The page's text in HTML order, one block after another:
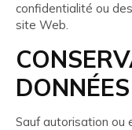
confidentialité ou
site Web.
DONNÉES
Sauf autorisation ou